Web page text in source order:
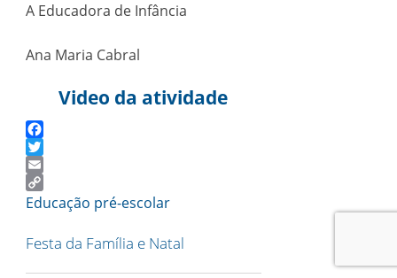
A Educadora de Infância
Ana Maria Cabral
Video da atividade
Facebook
Twitter
Email
Copy
Educação pré-escolar
Festa da Família e Natal